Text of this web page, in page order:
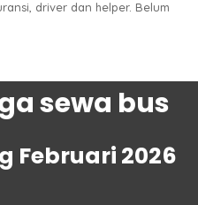
driver dan helper. Belum
sewa bus
Februari 2026